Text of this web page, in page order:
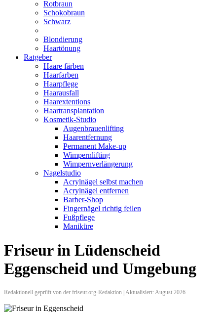
Rotbraun
Schokobraun
Schwarz
Blondierung
Haartönung
Ratgeber
Haare färben
Haarfarben
Haarpflege
Haarausfall
Haarextentions
Haartransplantation
Kosmetik-Studio
Augenbrauenlifting
Haarentfernung
Permanent Make-up
Wimpernlifting
Wimpernverlängerung
Nagelstudio
Acrylnägel selbst machen
Acrylnägel entfernen
Barber-Shop
Fingernägel richtig feilen
Fußpflege
Maniküre
Friseur in Lüdenscheid
Eggenscheid und Umgebung
Redaktionell geprüft von der friseur.org-Redaktion | Aktualisiert: August 2026